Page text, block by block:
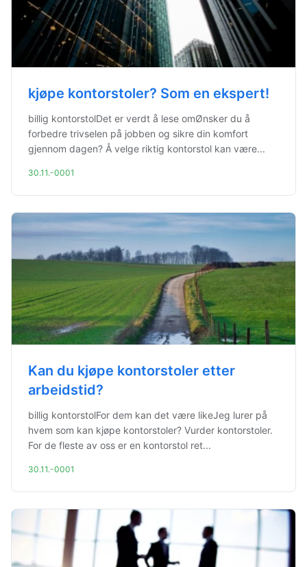
kjøpe kontorstoler? Som en ekspert!
billig kontorstolDet er verdt å lese omØnsker du å
forbedre trivselen på jobben og sikre din komfort
gjennom dagen? Å velge riktig kontorstol kan være...
30.11.-0001
Kan du kjøpe kontorstoler etter
arbeidstid?
billig kontorstolFor dem kan det være likeJeg lurer på
hvem som kan kjøpe kontorstoler? Vurder kontorstoler.
For de fleste av oss er en kontorstol ret...
30.11.-0001